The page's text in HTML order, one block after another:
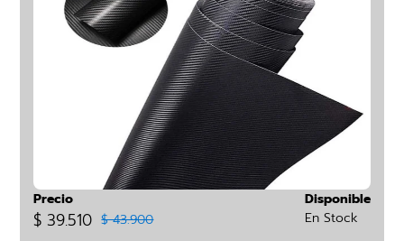
Precio
$ 39.510 $ 43.900
Disponible
En Stock